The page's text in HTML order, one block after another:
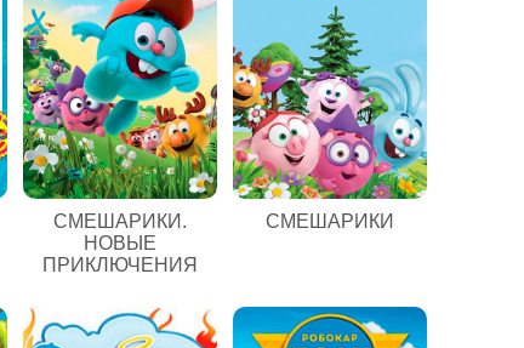
СМЕШАРИКИ.
НОВЫЕ
ПРИКЛЮЧЕНИЯ
СМЕШАРИКИ